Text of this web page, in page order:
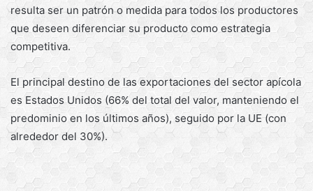
resulta ser un patrón o medida para todos los productores
que deseen diferenciar su producto como estrategia
competitiva.
El principal destino de las exportaciones del sector apícola
es Estados Unidos (66% del total del valor, manteniendo el
predominio en los últimos años), seguido por la UE (con
alrededor del 30%).